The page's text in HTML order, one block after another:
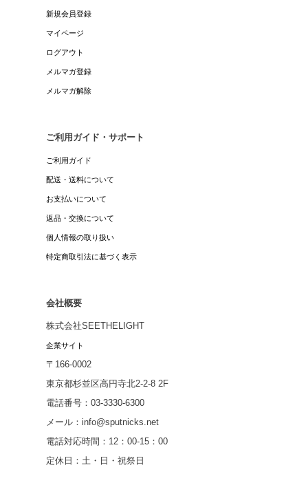
新規会員登録
マイページ
ログアウト
メルマガ登録
メルマガ解除
ご利用ガイド・サポート
ご利用ガイド
配送・送料について
お支払いについて
返品・交換について
個人情報の取り扱い
特定商取引法に基づく表示
会社概要
株式会社SEETHELIGHT
企業サイト
〒166-0002
東京都杉並区高円寺北2-2-8 2F
電話番号：03-3330-6300
メール：info@sputnicks.net
電話対応時間：12：00-15：00
定休日：土・日・祝祭日